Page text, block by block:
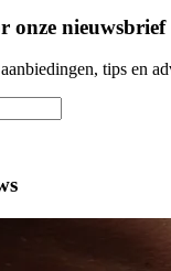
onze nieuwsbrief
tips en